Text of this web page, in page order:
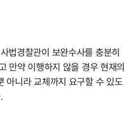
법경찰관이 보완수사를 충분히
만약 이행하지 않을 경우 현재의
아니라 교체까지 요구할 수 있도